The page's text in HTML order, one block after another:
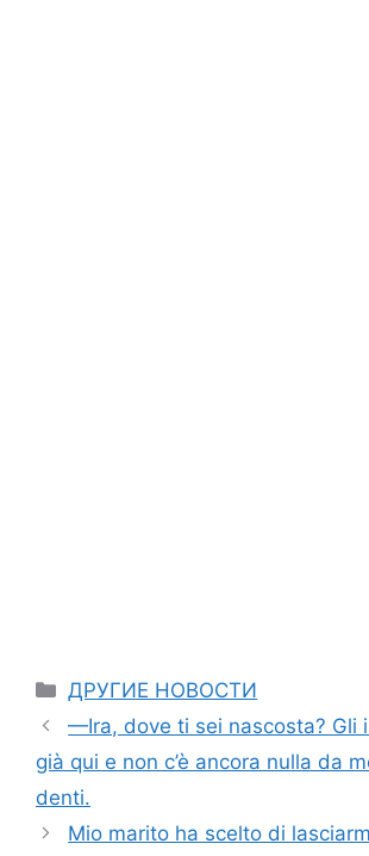
Categories
ДРУГИЕ НОВОСТИ
—Ira, dove ti sei nascosta? Gli
già qui e non c’è ancora nulla da
denti.
Mio marito ha scelto di